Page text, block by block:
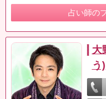
占い師の
大
う)